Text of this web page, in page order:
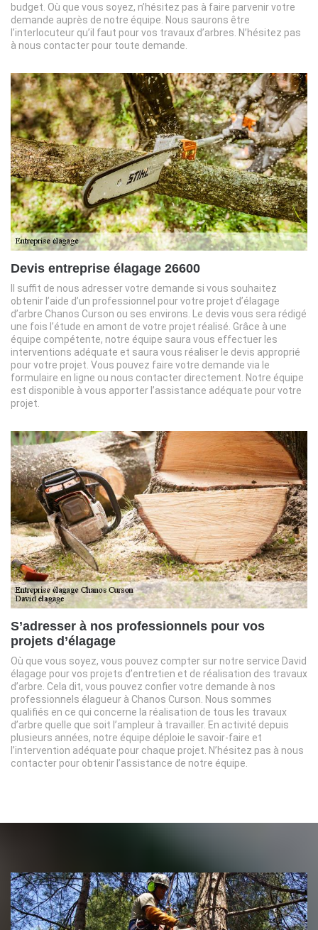
budget. Où que vous soyez, n’hésitez pas à faire parvenir votre
demande auprès de notre équipe. Nous saurons être
l’interlocuteur qu’il faut pour vos travaux d’arbres. N’hésitez pas
à nous contacter pour toute demande.
Devis entreprise élagage 26600
Il suffit de nous adresser votre demande si vous souhaitez
obtenir l’aide d’un professionnel pour votre projet d’élagage
d’arbre Chanos Curson ou ses environs. Le devis vous sera rédigé
une fois l’étude en amont de votre projet réalisé. Grâce à une
équipe compétente, notre équipe saura vous effectuer les
interventions adéquate et saura vous réaliser le devis approprié
pour votre projet. Vous pouvez faire votre demande via le
formulaire en ligne ou nous contacter directement. Notre équipe
est disponible à vous apporter l’assistance adéquate pour votre
projet.
S’adresser à nos professionnels pour vos
projets d’élagage
Où que vous soyez, vous pouvez compter sur notre service David
élagage pour vos projets d’entretien et de réalisation des travaux
d’arbre. Cela dit, vous pouvez confier votre demande à nos
professionnels élagueur à Chanos Curson. Nous sommes
qualifiés en ce qui concerne la réalisation de tous les travaux
d’arbre quelle que soit l’ampleur à travailler. En activité depuis
plusieurs années, notre équipe déploie le savoir-faire et
l’intervention adéquate pour chaque projet. N’hésitez pas à nous
contacter pour obtenir l’assistance de notre équipe.